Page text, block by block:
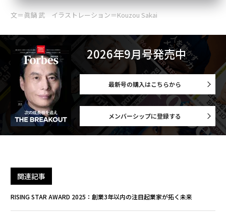
文＝眞鍋 武 イラストレーション＝Kouzou Sakai
2026年9月号発売中
最新号の購入はこちらから
メンバーシップに登録する
関連記事
RISING STAR AWARD 2025：創業3年以内の注目起業家が拓く未来